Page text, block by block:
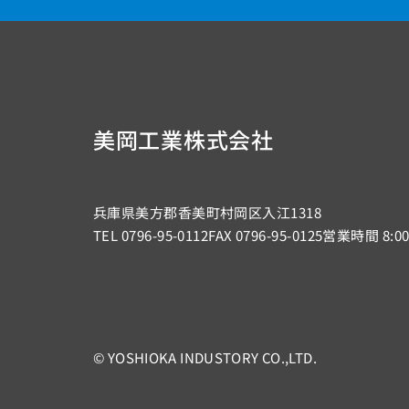
美岡工業株式会社
兵庫県美方郡香美町村岡区入江1318
TEL0796-95-0112FAX 0796-95-0125営業時間 8:00
© YOSHIOKA INDUSTORY CO.,LTD.